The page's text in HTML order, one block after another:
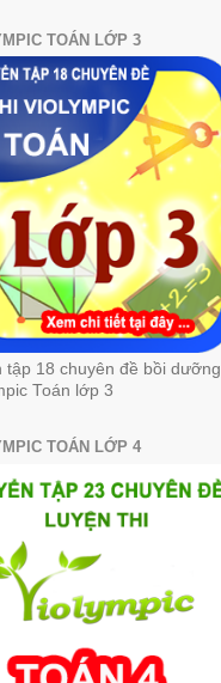
TOÁN LỚP 3
tập 18 chuyên đề bồi dưỡng
Toán lớp 3
TOÁN LỚP 4